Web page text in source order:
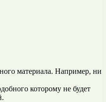
материала. Например, ни
которому не будет